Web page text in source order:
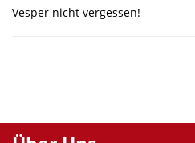
Vesper nicht vergessen!